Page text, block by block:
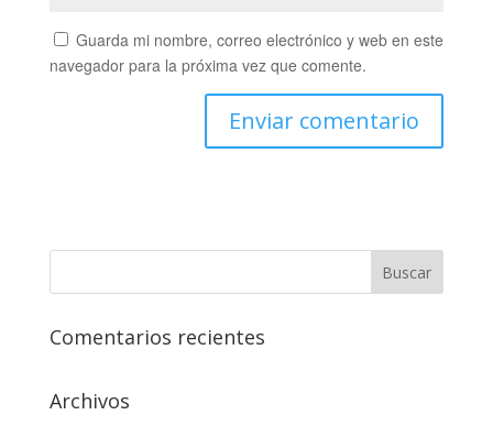
Guarda mi nombre, correo electrónico y web en este
navegador para la próxima vez que comente.
Comentarios recientes
Archivos